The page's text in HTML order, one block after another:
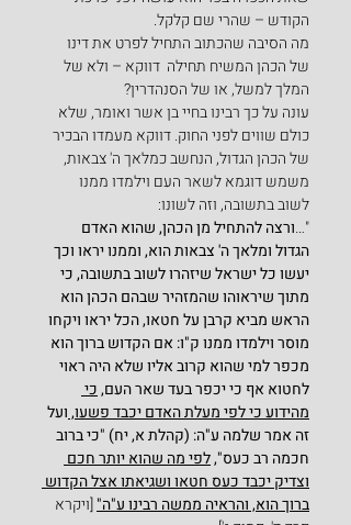
הקודש – שהרי שם קלקל.
מה הסיבה שהכתוב התחיל לפרט את דינו
של הכהן המשיח תחילה  דווקא – ולא של
המלך למשל, או של הסנהדרין?
עונה על כך רבינו בחיי בן אשר ואומר, שלא
כולם שווים לפני החוק. דווקא מעמדו הבכיר
של הכהן הגדול, הנחשב כמלאך ה' צבאות,
משמש דוגמא לשאר העם וילמדו ממנו
לשוב בתשובה, וזה לשונו:
"…ורצה להתחיל מן הכהן, שהוא האדם
הגדול ומלאך ה' צבאות הוא, וממנו יראו וכך
יעשו כל ישראל שיזהרו לשוב בתשובה, כי
מתוך שיראוהו שהמזהיר שבהם הכהן הוא
הראש מביא קרבן על חטאו, הכל יראו ויקחו
מוסר וילמדו ממנו ק"ו: אם הקדוש ברוך הוא
מכפר למי שהוא קרוב אליו שלא היה ראוי
לחטוא אף כי יכפר בעד שאר העם, כי
מהידוע כי לפי מעלת האדם יכבד פשעו, ועל
זה אמר שלמה ע"ה: (קהלת א, יח) "כי ברוב
חכמה רב כעס", לפי מה שהוא יותר חכם
וצדיק יכבד כעס חטאו ושגיאתו אצל הקדוש
ברוך הוא, והראיה ממשה רבינו ע"ה" [ויקרא